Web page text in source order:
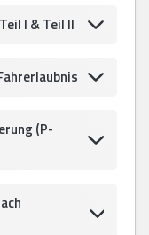
I & Teil II
(P-